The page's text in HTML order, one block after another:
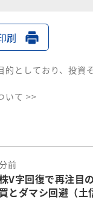
ルで送る
刷
としており、投資
いて >>
前
V字回復で再注目
とダマシ回避（土